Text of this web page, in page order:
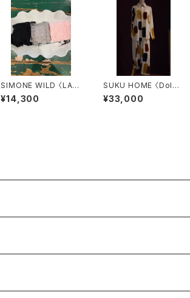
SIMONE WILD 〈LAC
E SHORT THONG S
OCKS〉
¥14,300
SUKU HOME 〈Dolce
Winter Pyjamas〉
¥33,000